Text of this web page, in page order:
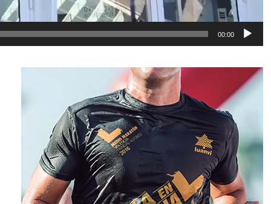
00:00